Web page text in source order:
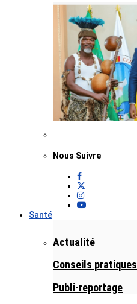
Nous Suivre
Santé
Actualité
Conseils pratiques
Publi-reportage